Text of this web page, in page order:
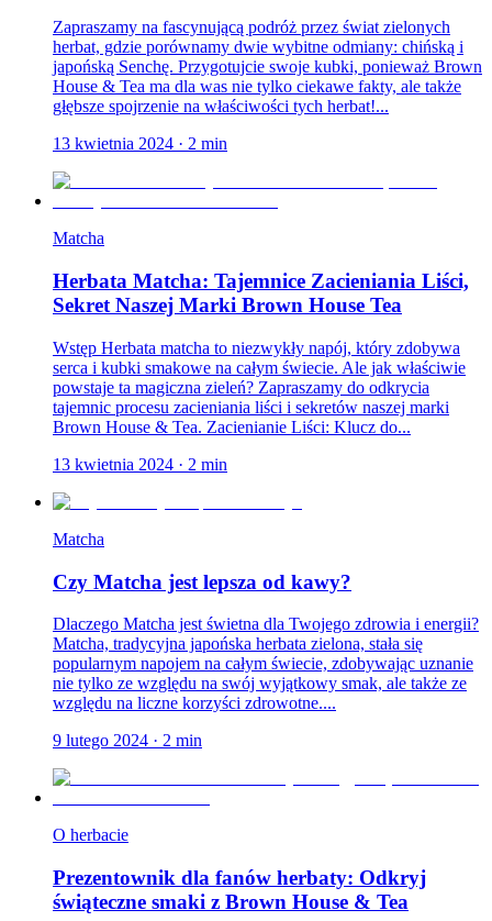
Zapraszamy na fascynującą podróż przez świat zielonych
herbat, gdzie porównamy dwie wybitne odmiany: chińską i
japońską Senchę. Przygotujcie swoje kubki, ponieważ Brown
House & Tea ma dla was nie tylko ciekawe fakty, ale także
głębsze spojrzenie na właściwości tych herbat!...
13 kwietnia 2024 · 2 min
Matcha
Herbata Matcha: Tajemnice Zacieniania Liści,
Sekret Naszej Marki Brown House Tea
Wstęp Herbata matcha to niezwykły napój, który zdobywa
serca i kubki smakowe na całym świecie. Ale jak właściwie
powstaje ta magiczna zieleń? Zapraszamy do odkrycia
tajemnic procesu zacieniania liści i sekretów naszej marki
Brown House & Tea. Zacienianie Liści: Klucz do...
13 kwietnia 2024 · 2 min
Matcha
Czy Matcha jest lepsza od kawy?
Dlaczego Matcha jest świetna dla Twojego zdrowia i energii?
Matcha, tradycyjna japońska herbata zielona, stała się
popularnym napojem na całym świecie, zdobywając uznanie
nie tylko ze względu na swój wyjątkowy smak, ale także ze
względu na liczne korzyści zdrowotne....
9 lutego 2024 · 2 min
O herbacie
Prezentownik dla fanów herbaty: Odkryj
świąteczne smaki z Brown House & Tea